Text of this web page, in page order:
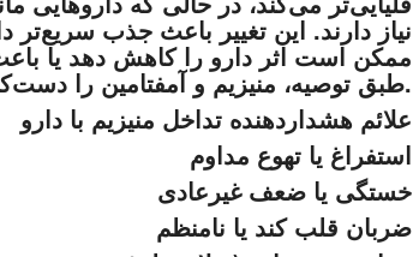
نیاز دارند. این تغییر باعث جذب
ممکن است اثر دارو را کاهش دهد یا
طبق توصیه، منیزیم و آمفتامین را دست‌کم با چند ساعت فاصله مصرف کنید.
علائم هشداردهنده تداخل منیزیم با دارو
استفراغ یا تهوع مداوم
خستگی یا ضعف غیرعادی
ضربان قلب کند یا نامنظم